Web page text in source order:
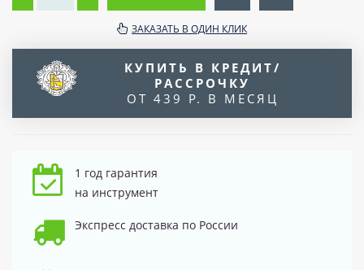
ЗАКАЗАТЬ В ОДИН КЛИК
КУПИТЬ В КРЕДИТ/
РАССРОЧКУ
ОТ 439 Р. В МЕСЯЦ
1 год гарантия
на инструмент
Экспресс доставка по России